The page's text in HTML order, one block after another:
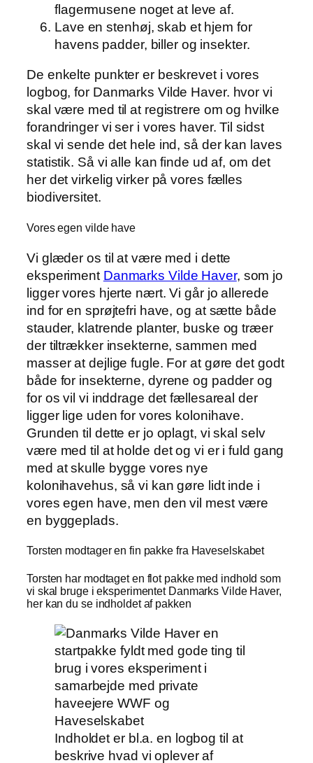
flagermusene noget at leve af.
Lave en stenhøj, skab et hjem for
havens padder, biller og insekter.
De enkelte punkter er beskrevet i vores
logbog, for Danmarks Vilde Haver. hvor vi
skal være med til at registrere om og hvilke
forandringer vi ser i vores haver. Til sidst
skal vi sende det hele ind, så der kan laves
statistik. Så vi alle kan finde ud af, om det
her det virkelig virker på vores fælles
biodiversitet.
Vores egen vilde have
Vi glæder os til at være med i dette
eksperiment Danmarks Vilde Haver, som jo
ligger vores hjerte nært. Vi går jo allerede
ind for en sprøjtefri have, og at sætte både
stauder, klatrende planter, buske og træer
der tiltrækker insekterne, sammen med
masser at dejlige fugle. For at gøre det godt
både for insekterne, dyrene og padder og
for os vil vi inddrage det fællesareal der
ligger lige uden for vores kolonihave.
Grunden til dette er jo oplagt, vi skal selv
være med til at holde det og vi er i fuld gang
med at skulle bygge vores nye
kolonihavehus, så vi kan gøre lidt inde i
vores egen have, men den vil mest være
en byggeplads.
Torsten modtager en fin pakke fra Haveselskabet
Torsten har modtaget en flot pakke med indhold som
vi skal bruge i eksperimentet Danmarks Vilde Haver,
her kan du se indholdet af pakken
Indholdet er bl.a. en logbog til at
beskrive hvad vi oplever af